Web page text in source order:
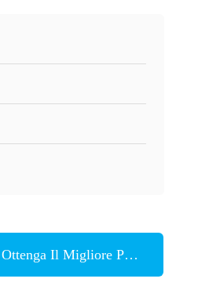
Ottenga Il Migliore Prezzo